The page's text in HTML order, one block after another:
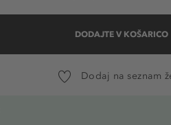
DODAJTE V KOŠARICO
Dodaj na seznam